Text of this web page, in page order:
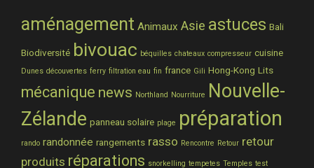
aménagement Animaux Asie astuces Bali
Biodiversité bivouac béquilles chateaux compresseur cuisine
Dunes découvertes ferry filtration eau fin france Gili Hong-Kong Lits
mécanique news Northland Nourriture Nouvelle-
Zélande panneau solaire plage préparation
rando randonnée rangements rasso Rencontre Retour retour
produits réparations snorkelling tempetes Temples test